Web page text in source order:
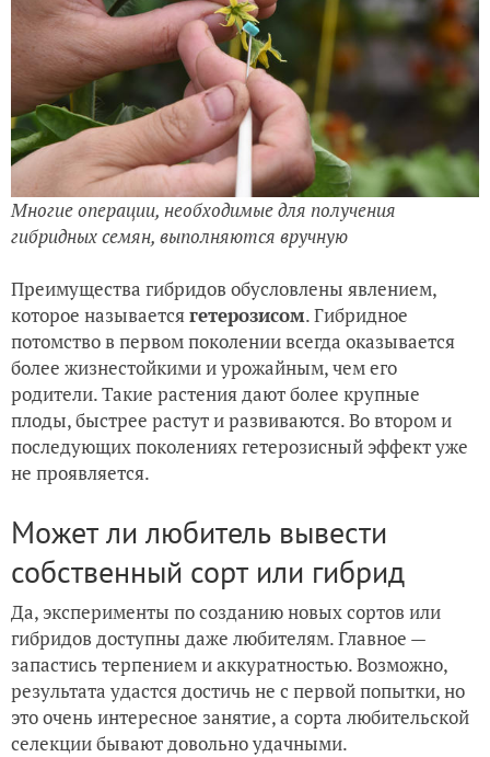
Многие операции, необходимые для получения
гибридных семян, выполняются вручную
Преимущества гибридов обусловлены явлением,
которое называетсягетерозисом. Гибридное
потомство в первом поколении всегда оказывается
более жизнестойкими и урожайным, чем его
родители. Такие растения дают более крупные
плоды, быстрее растут и развиваются. Во втором и
последующих поколениях гетерозисный эффект уже
не проявляется.
Может ли любитель вывести
собственный сорт или гибрид
Да, эксперименты по созданию новых сортов или
гибридов доступны даже любителям. Главное —
запастись терпением и аккуратностью. Возможно,
результата удастся достичь не с первой попытки, но
это очень интересное занятие, а сорта любительской
селекции бывают довольно удачными.